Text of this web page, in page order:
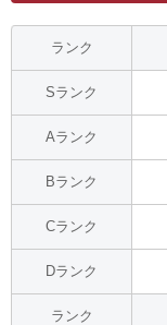
ランク
Sランク
Aランク
Bランク
Cランク
Dランク
ランク